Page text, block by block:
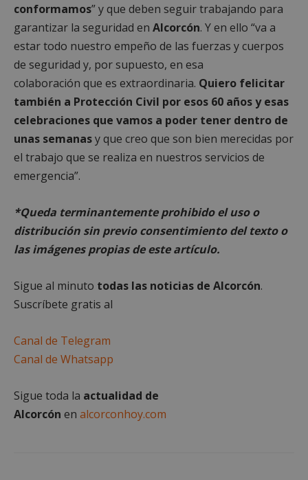
conformamos” y que deben seguir trabajando para
garantizar la seguridad en Alcorcón. Y en ello “va a
estar todo nuestro empeño de las fuerzas y cuerpos
de seguridad y, por supuesto, en esa
colaboración que es extraordinaria. Quiero felicitar
también a Protección Civil por esos 60 años yesas
celebraciones que vamos a poder tener dentro de
unas semanasy que creo que son bien merecidas por
el trabajo que se realiza en nuestros servicios de
emergencia”.
*Queda terminantemente prohibido el uso o
distribución sin previo consentimiento del texto o
las imágenes propias de este artículo.
Sigue al minuto todas las noticias de Alcorcón.
Suscríbete gratis al
Canal de Telegram
Canal de Whatsapp
Sigue toda la actualidad de
Alcorcón en alcorconhoy.com
AWSALBCORS
sp_landing
Google
Privacy Policy